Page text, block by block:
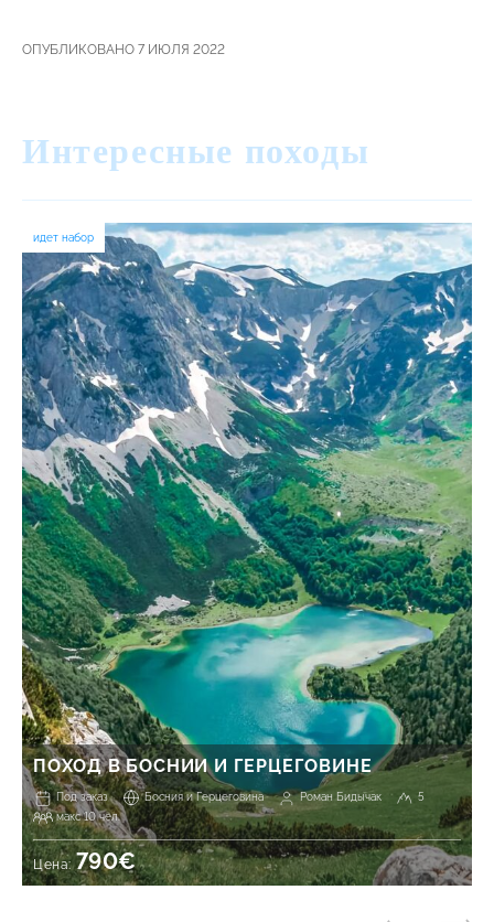
ОПУБЛИКОВАНО 7 ИЮЛЯ 2022
Интересные походы
идет набор
ПОХОД В БОСНИИ И ГЕРЦЕГОВИНЕ
Под заказ Босния и Герцеговина Роман Бидычак
5
макс 10 чел.
Цена:790€